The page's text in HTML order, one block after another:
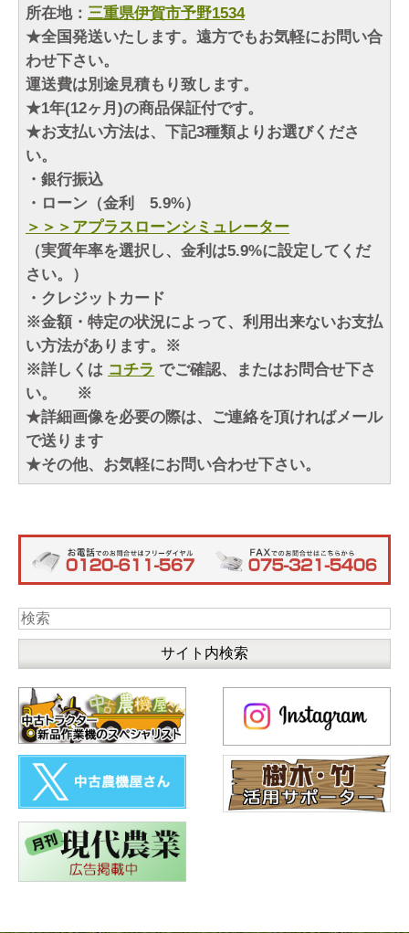
所在地： 三重県伊賀市予野1534
★全国発送いたします。遠方でもお気軽にお問い合
わせ下さい。
運送費は別途見積もり致します。
★1年(12ヶ月)の商品保証付です。
★お支払い方法は、下記3種類よりお選びくださ
い。
・銀行振込
・ローン（金利 5.9%）
＞＞＞アプラスローンシミュレーター
（実質年率を選択し、金利は5.9%に設定してくだ
さい。）
・クレジットカード
※金額・特定の状況によって、利用出来ないお支払
い方法があります。※
※詳しくは コチラ でご確認、またはお問合せ下さ
い。 ※
★詳細画像を必要の際は、ご連絡を頂ければメール
で送ります
★その他、お気軽にお問い合わせ下さい。